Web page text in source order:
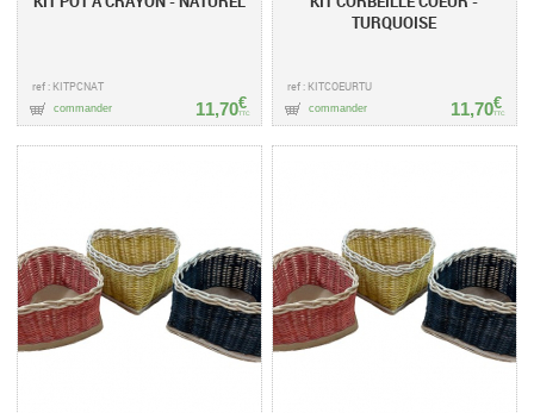
ref : KITPCNAT
11,70€
TTC
commander
TURQUOISE
ref : KITCOEURTU
11,70€
TTC
commander